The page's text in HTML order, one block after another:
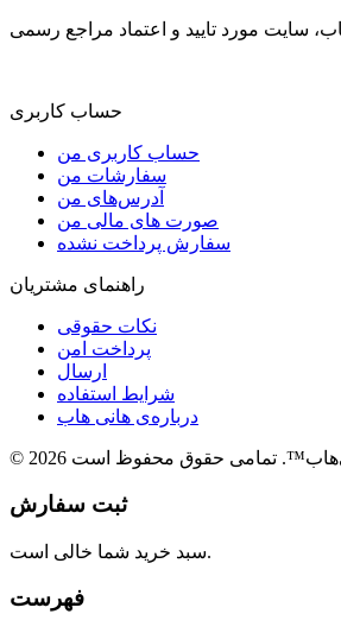
سایت مورد تایید و اعتماد مراجع رسمی
حساب کاربری
حساب کاربری من
سفارشات من
آدرس‌های من
صورت های مالی من
سفارش پرداخت نشده
راهنمای مشتریان
نکات حقوقی
پرداخت امن
ارسال
شرایط استفاده
درباره‌ی هانی هاب
ثبت سفارش
سبد خرید شما خالی است.
فهرست